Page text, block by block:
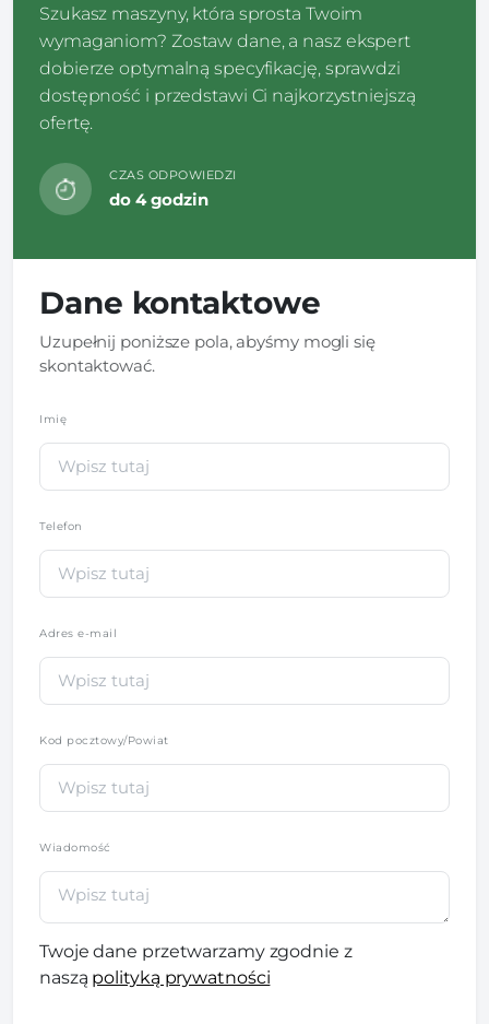
Szukasz maszyny, która sprosta Twoim
wymaganiom? Zostaw dane, a nasz ekspert
dobierze optymalną specyfikację, sprawdzi
dostępność i przedstawi Ci najkorzystniejszą
ofertę.
CZAS ODPOWIEDZI
do 4 godzin
Dane kontaktowe
Uzupełnij poniższe pola, abyśmy mogli się
skontaktować.
Imię
Telefon
Adres e-mail
Kod pocztowy/Powiat
Wiadomość
Twoje dane przetwarzamy zgodnie z
naszą polityką prywatności